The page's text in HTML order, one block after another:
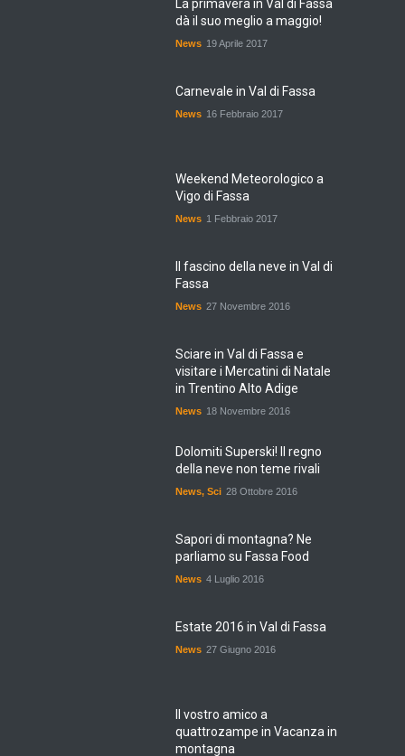
La primavera in Val di Fassa
dà il suo meglio a maggio!
News 19 Aprile 2017
Carnevale in Val di Fassa
News 16 Febbraio 2017
Weekend Meteorologico a
Vigo di Fassa
News 1 Febbraio 2017
Il fascino della neve in Val di
Fassa
News 27 Novembre 2016
Sciare in Val di Fassa e
visitare i Mercatini di Natale
in Trentino Alto Adige
News 18 Novembre 2016
Dolomiti Superski! Il regno
della neve non teme rivali
News, Sci 28 Ottobre 2016
Sapori di montagna? Ne
parliamo su Fassa Food
News 4 Luglio 2016
Estate 2016 in Val di Fassa
News 27 Giugno 2016
Il vostro amico a
quattrozampe in Vacanza in
montagna